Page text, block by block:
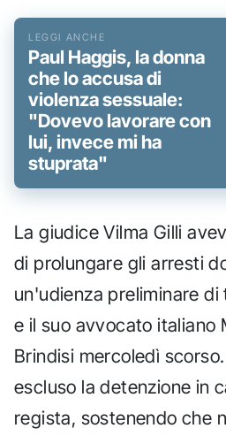
Paul Haggis, la donna
che lo accusa di
violenza sessuale:
"Dovevo lavorare con
lui, invece mi ha
stuprata"
La giudice Vilma Gilli
di prolungare gli arresti
un'udienza preliminare
e il suo avvocato italiano
Brindisi mercoledì
escluso la detenzione in
regista, sostenendo che